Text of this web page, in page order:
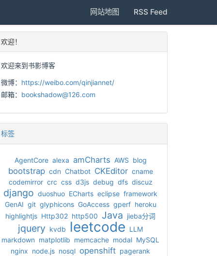
网站地图 RSS Feed
欢迎！
欢迎来到书影博客
微博： https://weibo.com/qinjiannet/
邮箱： bookshadow@126.com
标签
AgentCore alexa amCharts AWS blog
bootstrap cdn Chatbot CKEditor cname
codemirror crc css d3js debug dfs discuz
django duoshuo ECharts eclipse framework
GenAI git glyphicons GoAccess gperf heroku
highlightjs Http302 http500 Java jieba分词
jquery kvdb leetcode LLM
markdown matplotlib memcache modal MySQL
nginx node.js nosql openshift pagerank